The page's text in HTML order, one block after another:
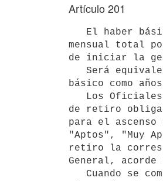
Artículo 201
mensual total
de iniciar la
básico como
de retiro
para el
"Aptos", "Muy
retiro la
General,